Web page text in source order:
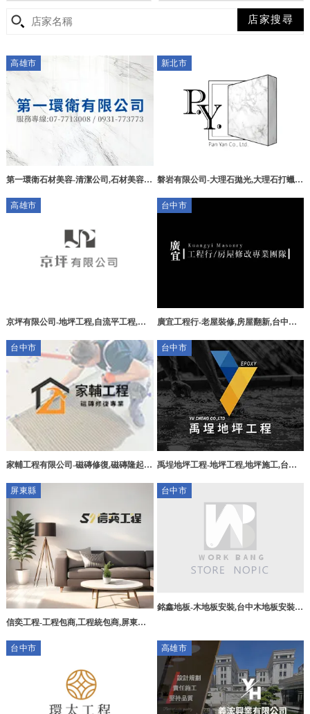
高雄市
第一環衛石材美容-清潔公司,石材美容,
新北市
磐岩有限公司-大理石拋光,大理石打蠟,
破損修補美容,石材破損修補,空心灌注,
高雄市
京坪有限公司-地坪工程,自流平工程,高
台中市
廣宜工程行-老屋裝修,房屋翻新,台中房
台中市
家輔工程有限公司-磁磚修復,磁磚隆起修
台中市
禹埕地坪工程-地坪工程,地坪施工,台中
屏東縣
信奕工程-工程包商,工程統包商,屏東工
台中市
銘鑫地板-木地板安裝,台中木地板安裝,
台中市 高雄市